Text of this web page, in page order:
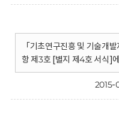
「기초연구진흥 및 기술개
항 제3호 [별지 제4호 서식]
2015-